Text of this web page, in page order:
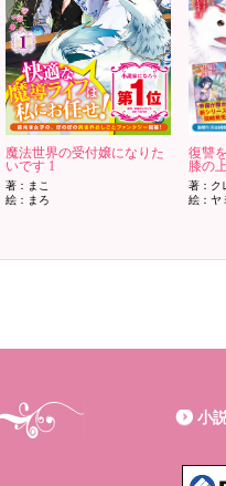
魔法世界の受付嬢になりた
いです 1
著：まこ
絵：まろ
復讐
膝の
著：
絵：ヤ
小